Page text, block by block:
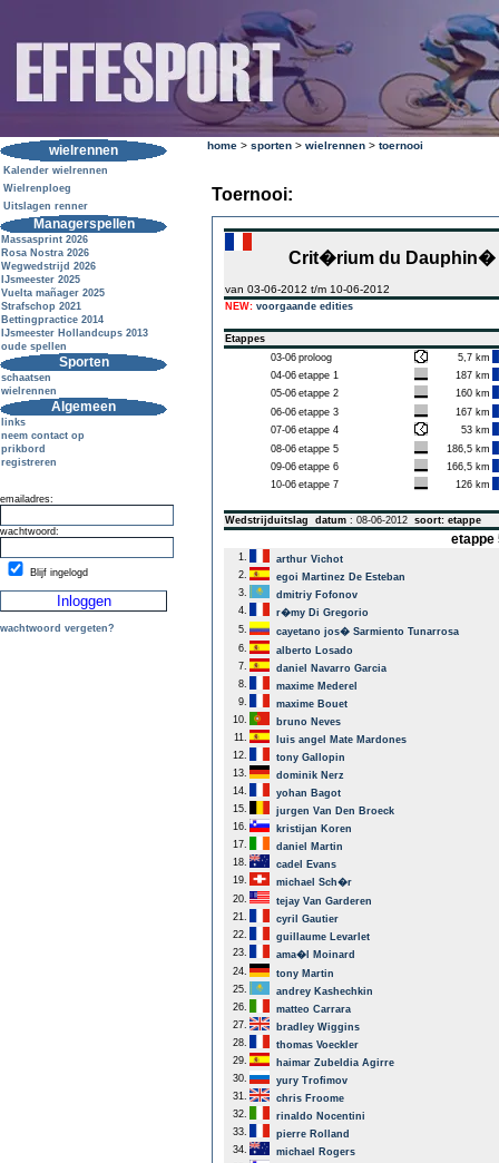
wielrennen
Kalender wielrennen
Wielrenploeg
Uitslagen renner
Managerspellen
Massasprint 2026
Rosa Nostra 2026
Wegwedstrijd 2026
IJsmeester 2025
Vuelta mañager 2025
Strafschop 2021
Bettingpractice 2014
IJsmeester Hollandcups 2013
oude spellen
Sporten
schaatsen
wielrennen
Algemeen
links
neem contact op
prikbord
registreren
emailadres:
wachtwoord:
Blijf ingelogd
wachtwoord vergeten?
home > sporten > wielrennen > toernooi
Toernooi:
Crit�rium du Dauphin�
van 03-06-2012 t/m 10-06-2012
NEW: voorgaande edities
Etappes
03-06 proloog
5,7 km
04-06 etappe 1
187 km
05-06 etappe 2
160 km
06-06 etappe 3
167 km
07-06 etappe 4
53 km
08-06 etappe 5
186,5 km
09-06 etappe 6
166,5 km
10-06 etappe 7 126 km
Wedstrijduitslag datum : 08-06-2012 soort: etappe
etappe
1.
arthur Vichot
2.
egoi Martinez De Esteban
3.
dmitriy Fofonov
4.
r�my Di Gregorio
5.
cayetano jos� Sarmiento Tunarrosa
6.
alberto Losado
7.
daniel Navarro Garcia
8.
maxime Mederel
9.
maxime Bouet
10.
bruno Neves
11.
luis angel Mate Mardones
12.
tony Gallopin
13.
dominik Nerz
14.
yohan Bagot
15.
jurgen Van Den Broeck
16.
kristijan Koren
17.
daniel Martin
18.
cadel Evans
19.
michael Sch�r
20.
tejay Van Garderen
21.
cyril Gautier
22.
guillaume Levarlet
23.
ama�l Moinard
24.
tony Martin
25.
andrey Kashechkin
26.
matteo Carrara
27.
bradley Wiggins
28.
thomas Voeckler
29.
haimar Zubeldia Agirre
30.
yury Trofimov
31.
chris Froome
32.
rinaldo Nocentini
33.
pierre Rolland
34.
michael Rogers